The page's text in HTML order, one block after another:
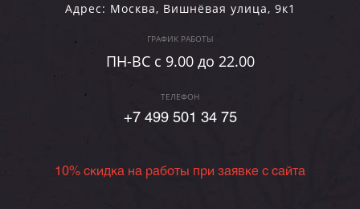
Адрес: Москва, Вишнёвая улица, 9к1
ГРАФИК РАБОТЫ
ПН-ВC c 9.00 до 22.00
ТЕЛЕФОН
+7 499 501 34 75
10% скидка на работы при заявке с сайта